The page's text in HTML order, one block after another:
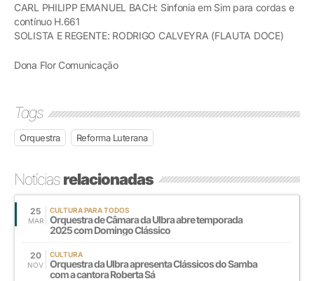
CARL PHILIPP EMANUEL BACH: Sinfonia em Sim para cordas e
contínuo H.661
SOLISTA E REGENTE: RODRIGO CALVEYRA (FLAUTA DOCE)
Dona Flor Comunicação
Tags
Orquestra Reforma Luterana
Notíciasrelacionadas
25
MAR
CULTURA PARA TODOS
Orquestra de Câmara da Ulbra abre temporada
2025 com Domingo Clássico
20
NOV
CULTURA
Orquestra da Ulbra apresenta Clássicos do Samba
com a cantora Roberta Sá